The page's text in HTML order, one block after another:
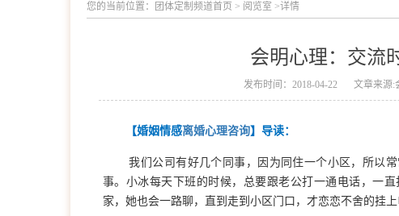
您的当前位置： 团体定制频道首页 > 阅览室 >详情
会明心理：交流
发布时间：2018-04-22 文章来源:
【婚姻情感离婚心理咨询】导读：
我们公司有好几个同事，因为同住一个小区，所以
事。小冰每天下班的时候，总要跟老公打一通电话，一
家，她也会一路聊，直到走到小区门口，才恋恋不舍的挂上
会明优势 学